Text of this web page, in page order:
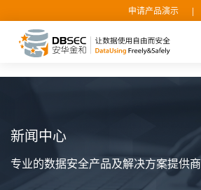
申请产品演示 |
新闻中心
专业的数据安全产品及解决方案提供商